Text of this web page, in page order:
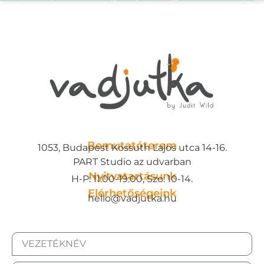
Bemutatóterem
1053, Budapest Kossuth Lajos utca 14-16.
PART Studio az udvarban
Nyitvatartásunk
H-P: 11:00-19:00, Szo: 10-14.
Elérhetőségeink
hello@vadjutka.hu